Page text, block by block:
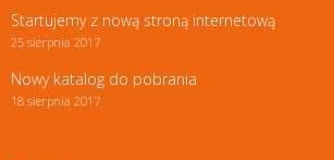
Startujemy z nową stroną internetową
25 sierpnia 2017
Nowy katalog do pobrania
18 sierpnia 2017